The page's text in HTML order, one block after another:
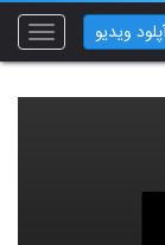
Toggle
ویدیو